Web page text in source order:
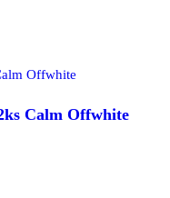
Calm Offwhite